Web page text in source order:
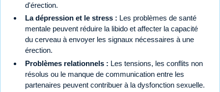
d'érection.
La dépression et le stress : Les problèmes de santé
mentale peuvent réduire la libido et affecter la capacité
du cerveau à envoyer les signaux nécessaires à une
érection.
Problèmes relationnels : Les tensions, les conflits non
résolus ou le manque de communication entre les
partenaires peuvent contribuer à la dysfonction sexuelle.